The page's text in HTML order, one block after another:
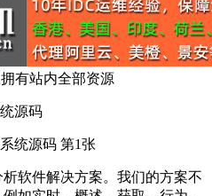
源码
软件解决方案。我们的方案不